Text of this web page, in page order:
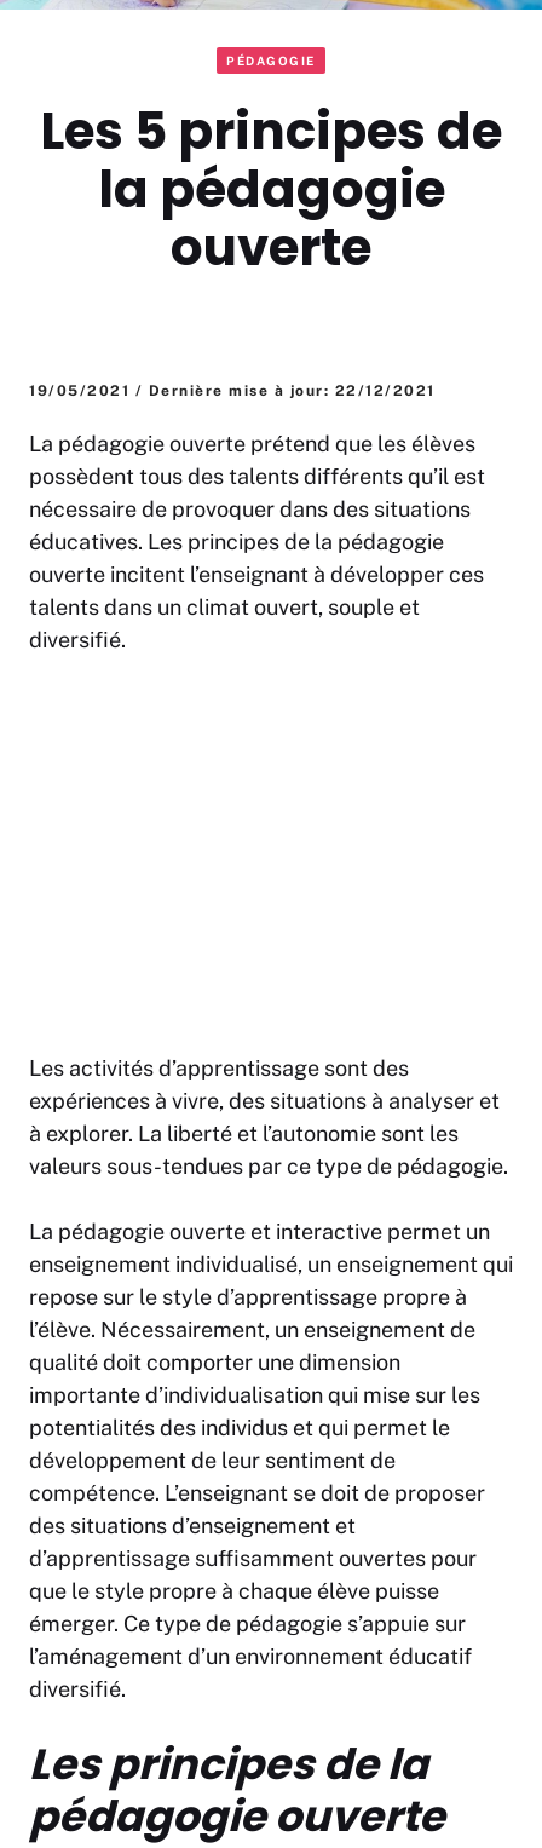
PÉDAGOGIE
Les 5 principes de
la pédagogie
ouverte
19/05/2021 / Dernière mise à jour: 22/12/2021
La pédagogie ouverte prétend que les élèves
possèdent tous des talents différents qu’il est
nécessaire de provoquer dans des situations
éducatives. Les principes de la pédagogie
ouverte incitent l’enseignant à développer ces
talents dans un climat ouvert, souple et
diversifié.
Les activités d’apprentissage sont des
expériences à vivre, des situations à analyser et
à explorer. La liberté et l’autonomie sont les
valeurs sous-tendues par ce type de pédagogie.
La pédagogie ouverte et interactive permet un
enseignement individualisé, un enseignement qui
repose sur le style d’apprentissage propre à
l’élève. Nécessairement, un enseignement de
qualité doit comporter une dimension
importante d’individualisation qui mise sur les
potentialités des individus et qui permet le
développement de leur sentiment de
compétence. L’enseignant se doit de proposer
des situations d’enseignement et
d’apprentissage suffisamment ouvertes pour
que le style propre à chaque élève puisse
émerger. Ce type de pédagogie s’appuie sur
l’aménagement d’un environnement éducatif
diversifié.
Les principes de la
pédagogie ouverte